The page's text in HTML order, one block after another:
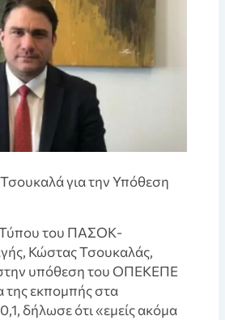
για την Υπόθεση
του ΠΑΣΟΚ-
Κώστας Τσουκαλάς,
υπόθεση του ΟΠΕΚΕΠΕ
της εκπομπής στα
δήλωσε ότι «εμείς ακόμα